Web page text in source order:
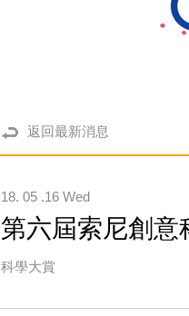
返回最新消息
18. 05 .16 Wed
第六屆索尼創意
科學大賞